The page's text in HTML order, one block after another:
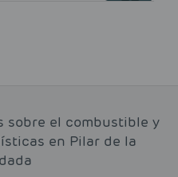
sobre el combustible y
en Pilar de la